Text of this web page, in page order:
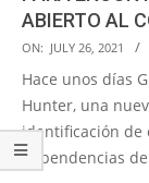
ABIERTO AL
2021-
07-
26
ON: JULY 26, 2021
Hace unos días
Hunter, una
identificación de
dependencias